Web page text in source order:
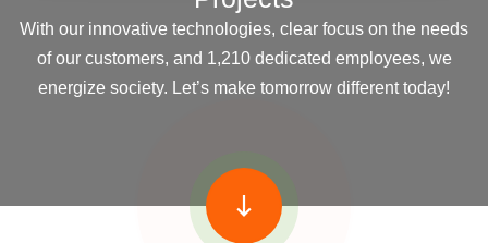
With our innovative technologies, clear focus on the needs
of our customers, and 1,210 dedicated employees, we
energize society. Let’s make tomorrow different today!